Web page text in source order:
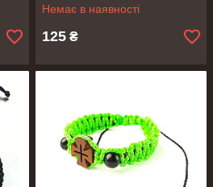
Немає в наявності
125 ₴